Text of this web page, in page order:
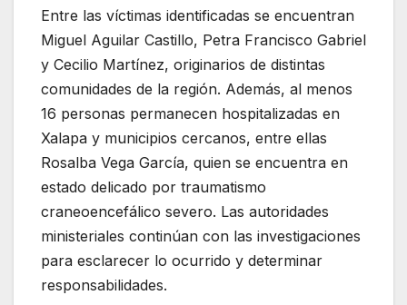
Entre las víctimas identificadas se encuentran
Miguel Aguilar Castillo, Petra Francisco Gabriel
y Cecilio Martínez, originarios de distintas
comunidades de la región. Además, al menos
16 personas permanecen hospitalizadas en
Xalapa y municipios cercanos, entre ellas
Rosalba Vega García, quien se encuentra en
estado delicado por traumatismo
craneoencefálico severo. Las autoridades
ministeriales continúan con las investigaciones
para esclarecer lo ocurrido y determinar
responsabilidades.